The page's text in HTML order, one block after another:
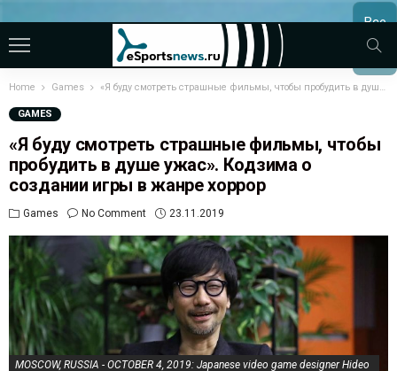
Все
МАТЧИ
Home Games «Я буду смотреть страшные фильмы, чтобы пробудить в душе ужас». Кодзима о создании игры в жанре хоррор
GAMES
«Я буду смотреть страшные фильмы, чтобы
пробудить в душе ужас». Кодзима о
создании игры в жанре хоррор
Games No Comment 23.11.2019
MOSCOW, RUSSIA - OCTOBER 4, 2019: Japanese video game designer Hideo